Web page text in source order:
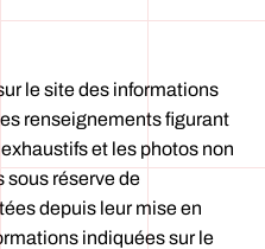
le site des informations
renseignements figurant
et les photos non
sous réserve de
depuis leur mise en
indiquées sur le